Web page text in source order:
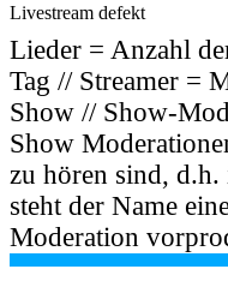
Livestream defekt
Lieder = Anzahl
Tag // Streamer =
Show // Show-
Show
zu hören sind,
steht der Name
Moderation